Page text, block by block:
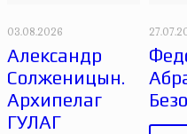
03.08.2026
Александр
Солженицын.
Архипелаг
ГУЛАГ